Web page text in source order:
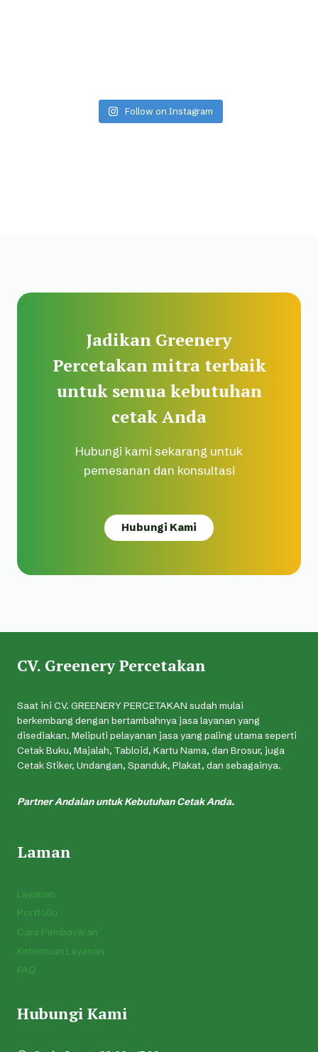
Follow on Instagram
Jadikan Greenery
Percetakan mitra terbaik
untuk semua kebutuhan
cetak Anda
Hubungi kami sekarang untuk
pemesanan dan konsultasi
Hubungi Kami
CV. Greenery Percetakan
Saat ini CV. GREENERY PERCETAKAN sudah mulai
berkembang dengan bertambahnya jasa layanan yang
disediakan. Meliputi pelayanan jasa yang paling utama seperti
Cetak Buku, Majalah, Tabloid, Kartu Nama, dan Brosur, juga
Cetak Stiker, Undangan, Spanduk, Plakat, dan sebagainya.
Partner Andalan untuk Kebutuhan Cetak Anda.
Laman
Layanan
Portfolio
Cara Pembayaran
Ketentuan Layanan
FAQ
Hubungi Kami